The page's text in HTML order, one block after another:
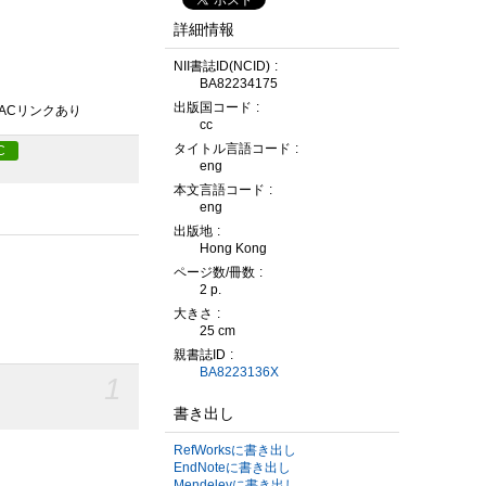
リンクあり
詳細情報
NII書誌ID(NCID)
BA82234175
出版国コード
cc
タイトル言語コード
eng
本文言語コード
eng
出版地
Hong Kong
ページ数/冊数
2 p.
大きさ
25 cm
親書誌ID
BA8223136X
書き出し
RefWorksに書き出し
EndNoteに書き出し